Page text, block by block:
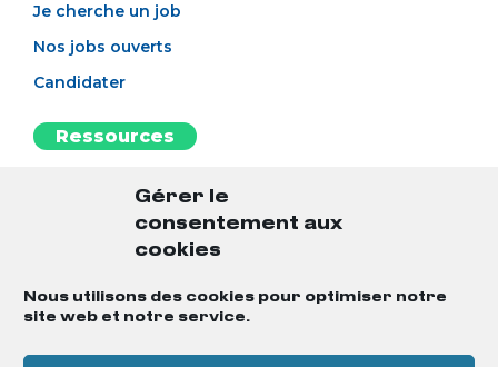
Gérer le
consentement aux
cookies
Nous utilisons des cookies pour optimiser notre
site web et notre service.
Je cherche un job
Nos jobs ouverts
Candidater
Ressources
Notre MasterClass